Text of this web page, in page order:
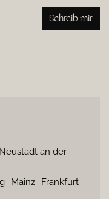
Schreib mir
an der
Mainz
Frankfurt